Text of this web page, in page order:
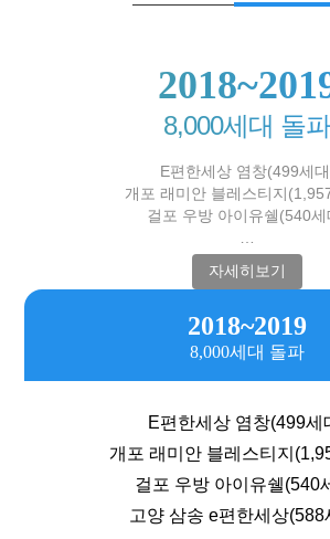
8,000세대 돌파
E편한세상 염창(499세
개포 래미안 블레스티지
걸포 우방 아이유쉘(540세
자세히보기
2018~2019
8,000세대 돌파
E편한세상 염창(499세
개포 래미안 블레스티지
걸포 우방 아이유쉘(540
고양 삼송 e편한세상(588